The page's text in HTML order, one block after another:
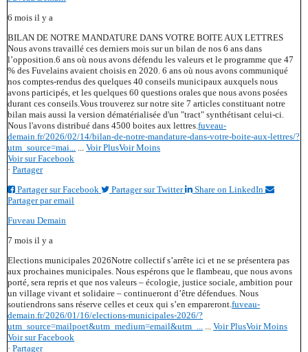
6 mois il y a
BILAN DE NOTRE MANDATURE DANS VOTRE BOITE AUX LETTRES
Nous avons travaillé ces derniers mois sur un bilan de nos 6 ans dans
l’opposition.6 ans où nous avons défendu les valeurs et le programme que 47
% des Fuvelains avaient choisis en 2020. 6 ans où nous avons communiqué
nos comptes-rendus des quelques 40 conseils municipaux auxquels nous
avons participés, et les quelques 60 questions orales que nous avons posées
durant ces conseils.Vous trouverez sur notre site 7 articles constituant notre
bilan mais aussi la version dématérialisée d'un "tract" synthétisant celui-ci.
Nous l'avons distribué dans 4500 boites aux lettres.fuveau-
demain.fr/2026/02/14/bilan-de-notre-mandature-dans-votre-boite-aux-lettres/?
utm_source=mai... ...Voir PlusVoir Moins
Voir sur Facebook
· Partager
Partager sur Facebook
Partager sur Twitter
Share on LinkedIn
Partager par email
Fuveau Demain
7 mois il y a
Elections municipales 2026Notre collectif s’arrête ici et ne se présentera pas
aux prochaines municipales. Nous espérons que le flambeau, que nous avons
porté, sera repris et que nos valeurs – écologie, justice sociale, ambition pour
un village vivant et solidaire – continueront d’être défendues. Nous
soutiendrons sans réserve celles et ceux qui s’en empareront.fuveau-
demain.fr/2026/01/16/elections-municipales-2026/?
utm_source=mailpoet&utm_medium=email&utm_... ...Voir PlusVoir Moins
Voir sur Facebook
· Partager